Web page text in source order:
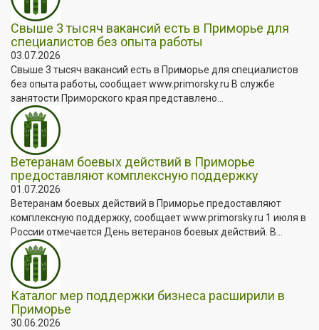
Свыше 3 тысяч вакансий есть в Приморье для
специалистов без опыта работы
03.07.2026
Свыше 3 тысяч вакансий есть в Приморье для специалистов
без опыта работы, сообщает www.primorsky.ru В службе
занятости Приморского края представлено...
Ветеранам боевых действий в Приморье
предоставляют комплексную поддержку
01.07.2026
Ветеранам боевых действий в Приморье предоставляют
комплексную поддержку, сообщает www.primorsky.ru 1 июля в
России отмечается День ветеранов боевых действий. В...
Каталог мер поддержки бизнеса расширили в
Приморье
30.06.2026